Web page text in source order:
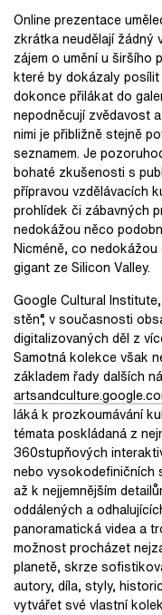
Online prezentace
zkrátka neudělají žádný
zájem o umění u širšího
které by dokázaly
dokonce přilákat do
nepodněcují zvědavost
nimi je přibližně stejně
seznamem. Je
bohaté zkušenosti s
přípravou vzdělávacích
prohlídek či zábavných
nedokážou něco
Nicméně, co
gigant ze Silicon Valley.
Google Cultural
stěn“, v současnosti
digitalizovaných děl z
Samotná kolekce však
základem řady dalších
láká k prozkoumávání
témata poskládaná z
360stupňových
nebo vysokodefiničních
až k nejjemnějším
oddálených a
panoramatická videa a
možnost procházet
planetě, skrze
autory, díla, styly,
vytvářet své vlastní